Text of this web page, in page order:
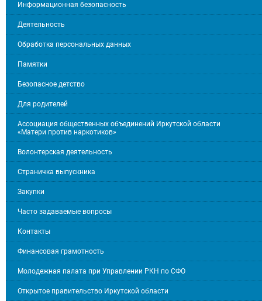
Информационная безопасность
Деятельность
Обработка персональных данных
Памятки
Безопасное детство
Для родителей
Ассоциация общественных объединений Иркутской области
«Матери против наркотиков»
Волонтерская деятельность
Страничка выпускника
Закупки
Часто задаваемые вопросы
Контакты
Финансовая грамотность
Молодежная палата при Управлении РКН по СФО
Открытое правительство Иркутской области